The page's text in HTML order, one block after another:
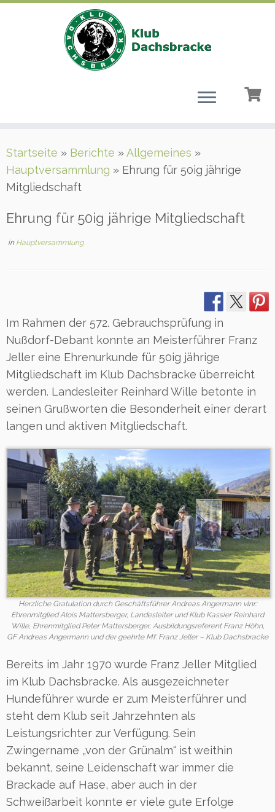
Inhalt
springen
Startseite » Berichte »Allgemeines »
Hauptversammlung » Ehrung für 50ig jährige
Mitgliedschaft
Ehrung für 50ig jährige Mitgliedschaft
in Hauptversammlung
Im Rahmen der 572. Gebrauchsprüfung in
Nußdorf-Debant konnte an Meisterführer Franz
Jeller eine Ehrenurkunde für 50ig jährige
Mitgliedschaft im Klub Dachsbracke überreicht
werden. Landesleiter Reinhard Wille betonte in
seinen Grußworten die Besonderheit einer derart
langen und aktiven Mitgliedschaft.
Herzliche Gratulation durch Geschäftsführer Andreas Angermann vlnr.:
Ehrenmitglied Alois Mattersberger, Landesleiter und Klub Kassier Reinhard
Wille, Ehrenmitglied Peter Mattersberger, Ausbildungsreferent Franz Höhn,
GF Andreas Angermann und der geehrte Mf. Franz Jeller – Klub Dachsbracke
Bereits im Jahr 1970 wurde Franz Jeller Mitglied
im Klub Dachsbracke. Als ausgezeichneter
Hundeführer wurde er zum Meisterführer und
steht dem Klub seit Jahrzehnten als
Leistungsrichter zur Verfügung. Sein
Zwingername „von der Grünalm“ ist weithin
bekannt, seine Leidenschaft war immer die
Brackade auf Hase, aber auch in der
Schweißarbeit konnte er viele gute Erfolge